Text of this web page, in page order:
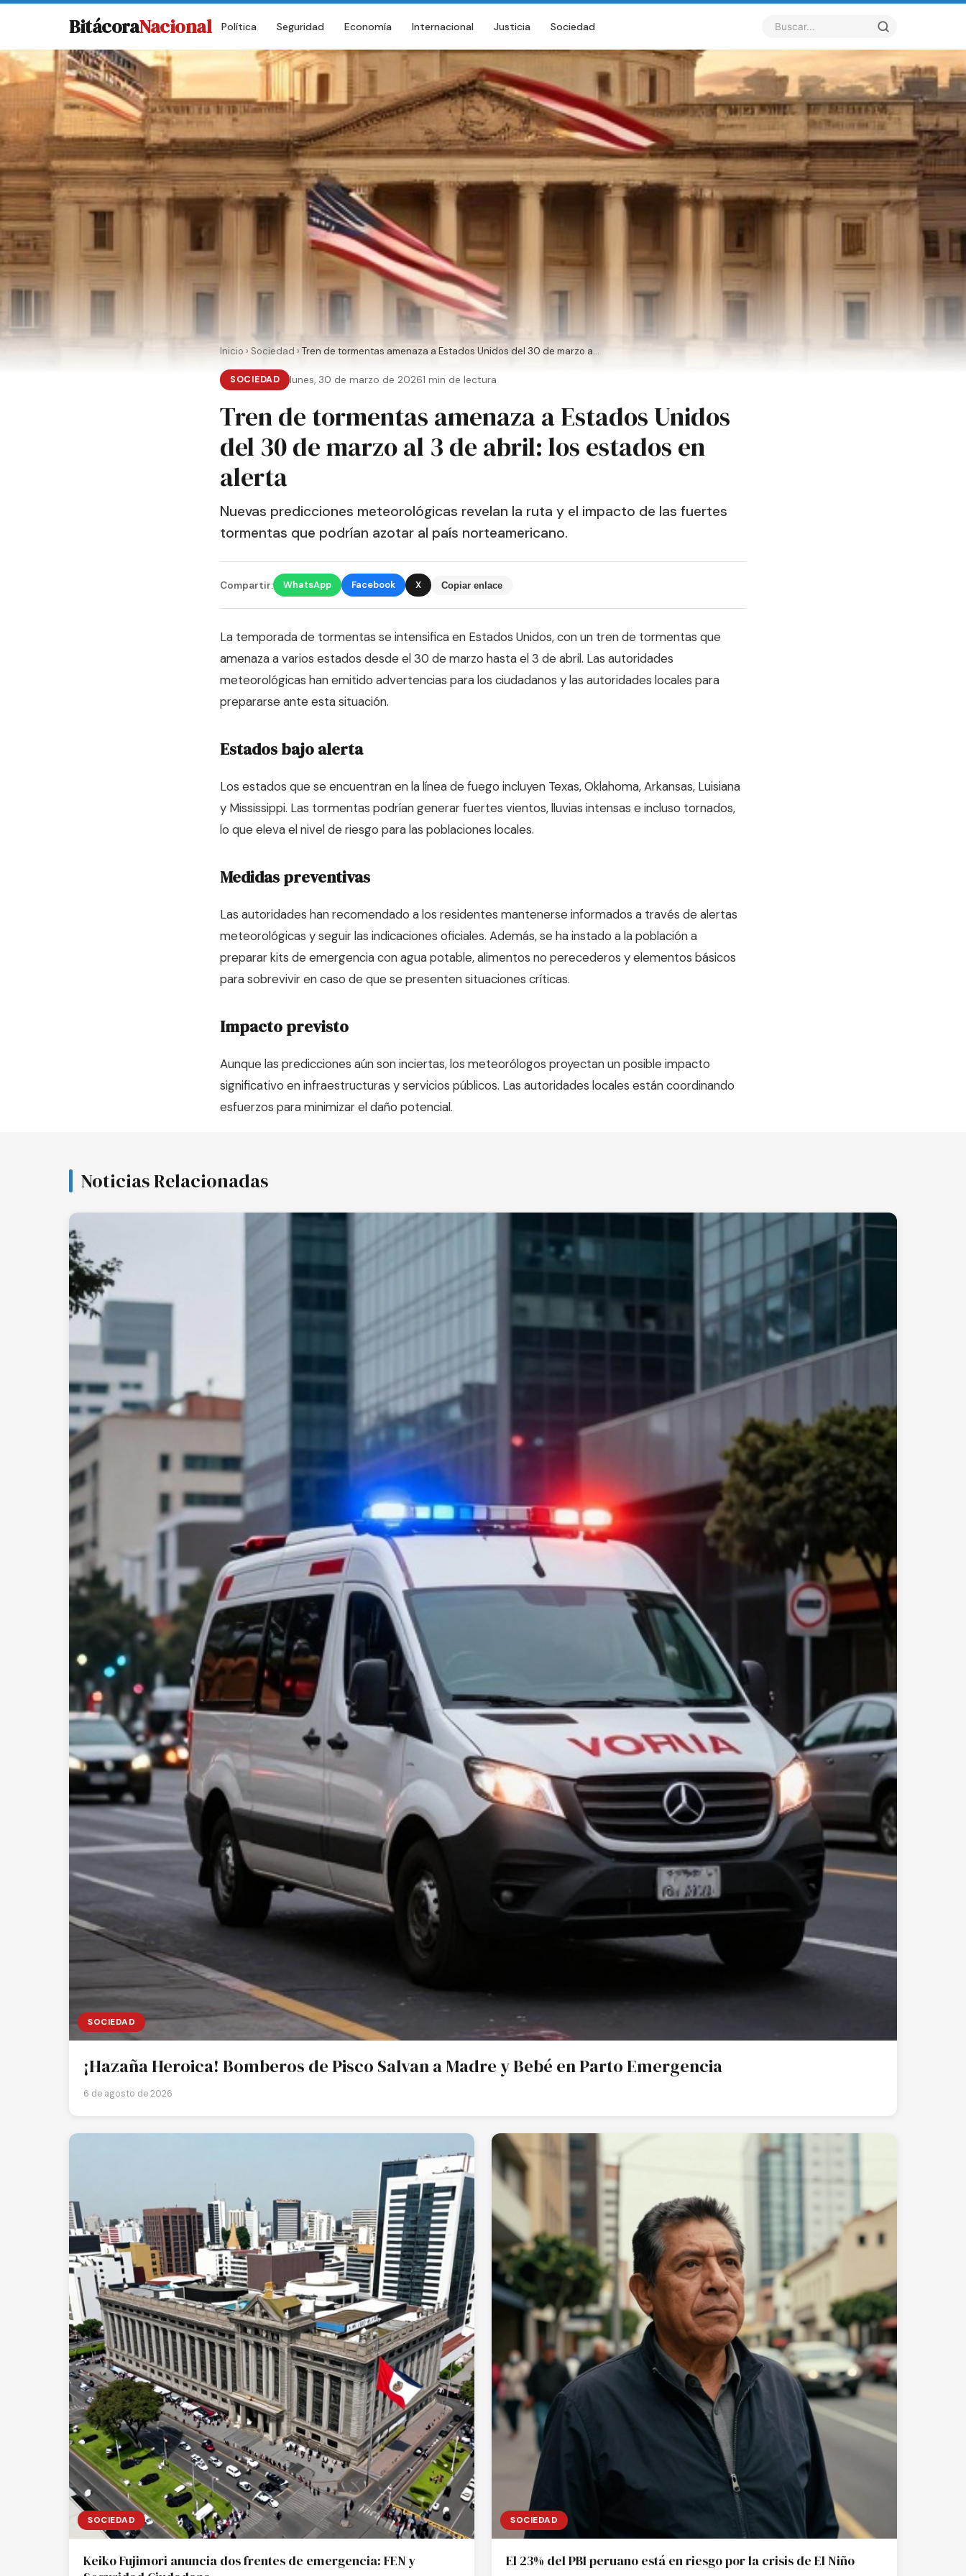
BitácoraNacional Política Seguridad Economía Internacional Justicia Sociedad
Inicio › Sociedad › Tren de tormentas amenaza a Estados Unidos del 30 de marzo a...
SOCIEDAD lunes, 30 de marzo de 20261 min de lectura
Tren de tormentas amenaza a Estados Unidos
del 30 de marzo al 3 de abril: los estados en
alerta
Nuevas predicciones meteorológicas revelan la ruta y el impacto de las fuertes
tormentas que podrían azotar al país norteamericano.
Compartir: WhatsApp Facebook X Copiar enlace
La temporada de tormentas se intensifica en Estados Unidos, con un tren de tormentas que
amenaza a varios estados desde el 30 de marzo hasta el 3 de abril. Las autoridades
meteorológicas han emitido advertencias para los ciudadanos y las autoridades locales para
prepararse ante esta situación.
Estados bajo alerta
Los estados que se encuentran en la línea de fuego incluyen Texas, Oklahoma, Arkansas, Luisiana
y Mississippi. Las tormentas podrían generar fuertes vientos, lluvias intensas e incluso tornados,
lo que eleva el nivel de riesgo para las poblaciones locales.
Medidas preventivas
Las autoridades han recomendado a los residentes mantenerse informados a través de alertas
meteorológicas y seguir las indicaciones oficiales. Además, se ha instado a la población a
preparar kits de emergencia con agua potable, alimentos no perecederos y elementos básicos
para sobrevivir en caso de que se presenten situaciones críticas.
Impacto previsto
Aunque las predicciones aún son inciertas, los meteorólogos proyectan un posible impacto
significativo en infraestructuras y servicios públicos. Las autoridades locales están coordinando
esfuerzos para minimizar el daño potencial.
Noticias Relacionadas
SOCIEDAD
¡Hazaña Heroica! Bomberos de Pisco Salvan a Madre y Bebé en Parto Emergencia
6 de agosto de 2026
SOCIEDAD
Keiko Fujimori anuncia dos frentes de emergencia: FEN y
SOCIEDAD
El 23% del PBI peruano está en riesgo por la crisis de El Niño